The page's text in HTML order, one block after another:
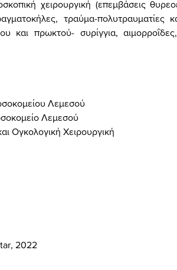
χειρουργική (επεμβάσεις
τραύμα-πολυτραυματίες
και πρωκτού- συρίγγια,
Λεμεσού
Λεμεσού
Ογκολογική Χειρουργική
2022